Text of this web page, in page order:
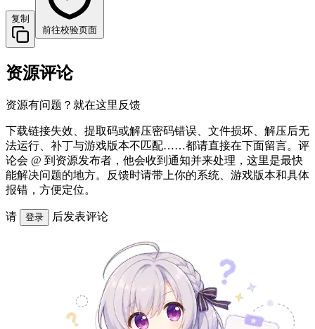
复制
前往校验页面
资源评论
资源有问题？就在这里反馈
下载链接失效、提取码或解压密码错误、文件损坏、解压后无
法运行、补丁与游戏版本不匹配……都请直接在下面留言。评
论会 @ 到资源发布者，他会收到通知并来处理，这里是最快
能解决问题的地方。反馈时请带上你的系统、游戏版本和具体
报错，方便定位。
请 登录 后发表评论